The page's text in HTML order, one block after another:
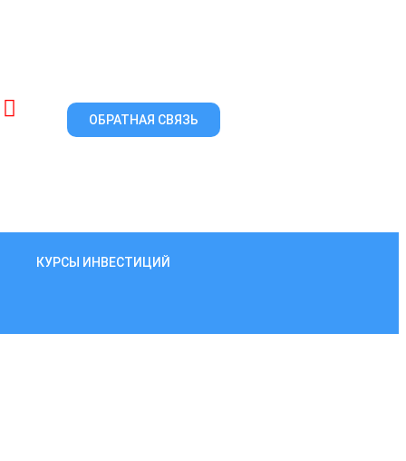
ОБРАТНАЯ СВЯЗЬ
КУРСЫ ИНВЕСТИЦИЙ